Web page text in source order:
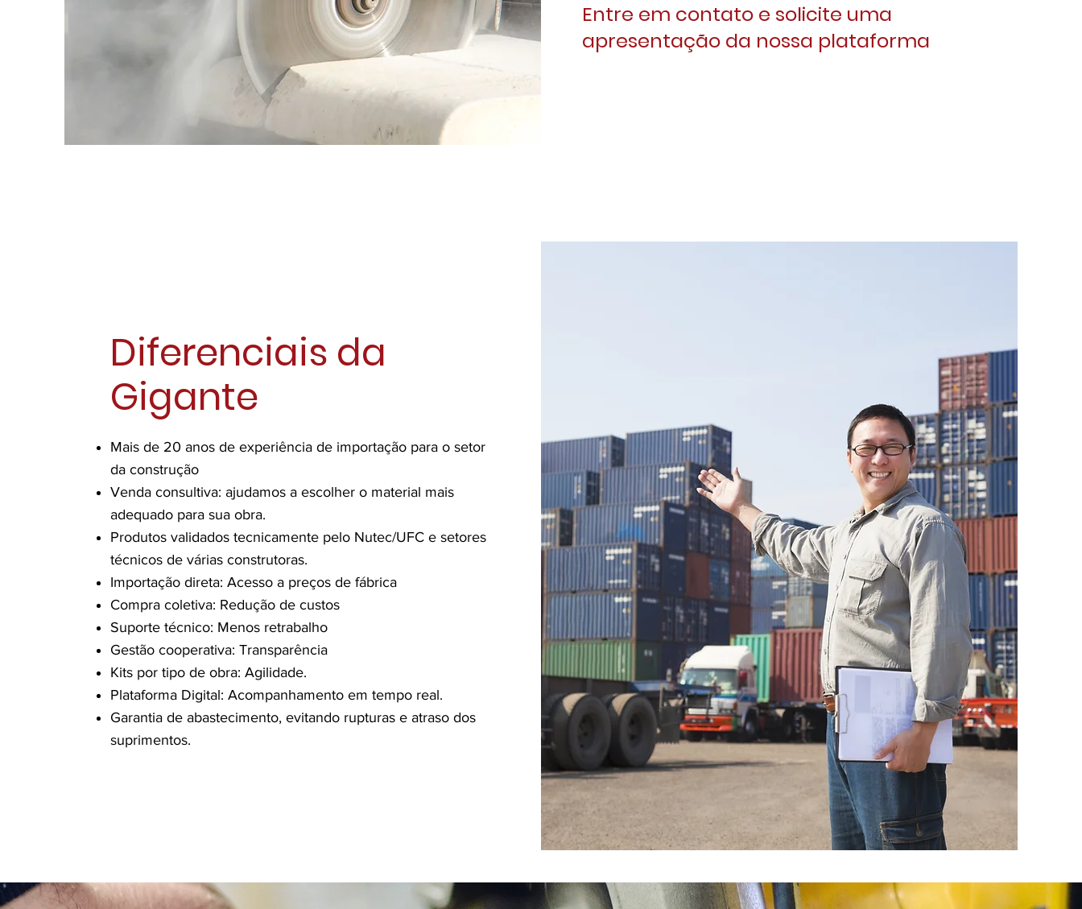
Entre em contato e solicite uma
apresentação da nossa plataforma
Diferenciais da
Gigante
Mais de 20 anos de experiência de importação para o setor
da construção
Venda consultiva: ajudamos a escolher o material mais
adequado para sua obra.
Produtos validados tecnicamente pelo Nutec/UFC e setores
técnicos de várias construtoras.
Importação direta: Acesso a preços de fábrica
Compra coletiva: Redução de custos
Suporte técnico: Menos retrabalho
Gestão cooperativa: Transparência
Kits por tipo de obra: Agilidade.
Plataforma Digital: Acompanhamento em tempo real.
Garantia de abastecimento, evitando rupturas e atraso dos
suprimentos.